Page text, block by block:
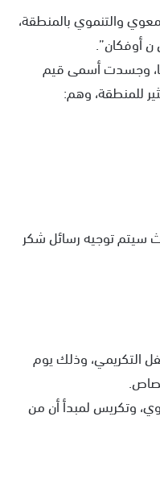
والتنموي بالمنطقة،
ن أوفكان”.
وجسدت أسمى قيم
للمنطقة، وهم:
سيتم توجيه رسائل شكر
التكريمي، وذلك يوم
وتكريس لمبدأ أن من